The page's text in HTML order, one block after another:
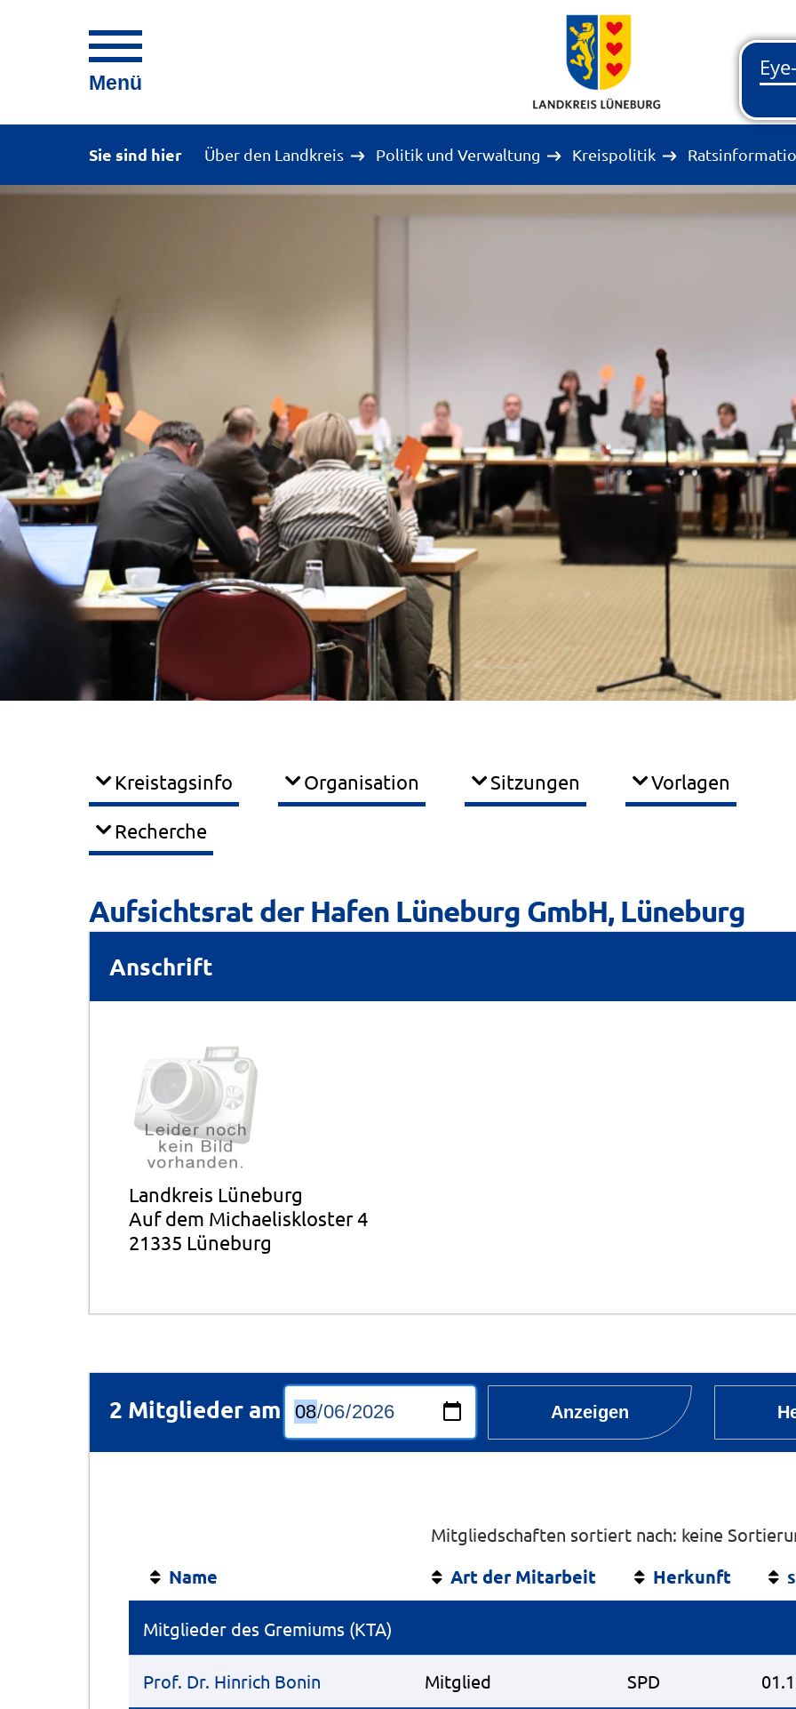
Menü
Sie sind hier Über den Landkreis Politik und Verwaltung Kreispolitik
Kreistagsinfo Organisation Sitzungen Vorlagen
Recherche
Aufsichtsrat der Hafen Lüneburg GmbH, Lüneburg
Anschrift
Landkreis Lüneburg
Auf dem Michaeliskloster 4
21335 Lüneburg
2 Mitglieder am Anzeigen
Mitgliedschaften sortiert nach: keine
Name Art der Mitarbeit Herkunft
Mitglieder des Gremiums (KTA)
Prof. Dr. Hinrich Bonin Mitglied SPD